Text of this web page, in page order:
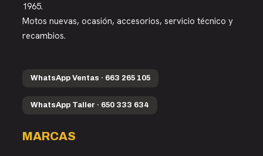
1965.
Motos nuevas, ocasión, accesorios, servicio técnico y
recambios.
WhatsApp Ventas · 663 265 105
WhatsApp Taller · 650 333 634
MARCAS